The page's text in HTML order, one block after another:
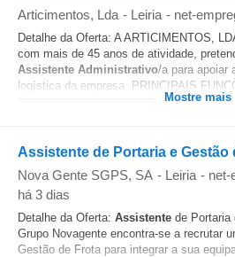
Articimentos, Lda - Leiria - net-
Detalhe da Oferta: A ARTICIMENTOS,
com mais de 45 anos de atividade,
Assistente Administrativo/a para apoiar
logística da empresa. PRINCIPAIS
Mostre mais
Assistente de Portaria e Gestão
Nova Gente SGPS, SA - Leiria - net-
há 3 dias
Detalhe da Oferta: Assistente de Portaria
Grupo Novagente encontra-se a recrutar
Gestão de Frota para integrar a sua